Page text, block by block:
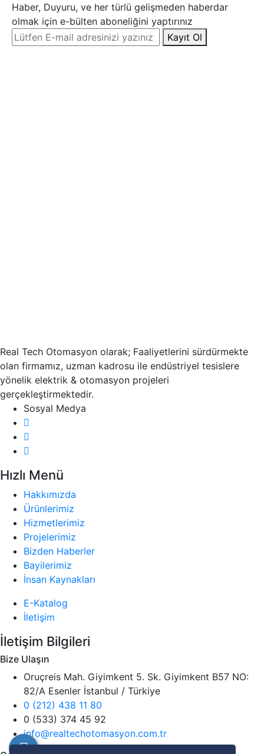
Haber, Duyuru, ve her türlü gelişmeden haberdar
olmak için e-bülten aboneliğini yaptırınız
Kayıt Ol
Real Tech Otomasyon olarak; Faaliyetlerini sürdürmekte
olan firmamız, uzman kadrosu ile endüstriyel tesislere
yönelik elektrik & otomasyon projeleri
gerçekleştirmektedir.
Sosyal Medya
Hızlı Menü
Hakkımızda
Ürünlerimiz
Hizmetlerimiz
Projelerimiz
Bizden Haberler
Bayilerimiz
İnsan Kaynakları
E-Katalog
İletişim
İletişim Bilgileri
Bize Ulaşın
Oruçreis Mah. Giyimkent 5. Sk. Giyimkent B57 NO:
82/A Esenler İstanbul / Türkiye
0 (212) 438 11 80
0 (533) 374 45 92
info@realtechotomasyon.com.tr